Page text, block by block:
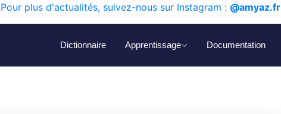
Pour plus d'actualités, suivez-nous sur Instagram : @amyaz.fr
Dictionnaire Apprentissage Documentation